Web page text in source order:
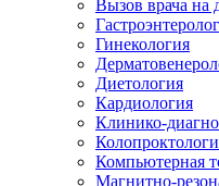
Вызов врача на
Гинекология
Диетология
Кардиология
Клинико-
Компьютерная
Магнитно-